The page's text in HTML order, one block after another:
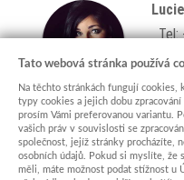
Tel:
Tato webová stránka používá
Na těchto stránkách fungují
typy cookies a jejich dobu
prosím Vámi preferovanou variantu.
vašich práv v souvislosti se
společnost, jejíž stránky procházíte,
osobních údajů. Pokud si myslíte, že
měli, máte možnost podat stížnost u